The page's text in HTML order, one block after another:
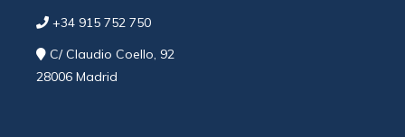
+34 915 752 750
C/ Claudio Coello, 92
28006 Madrid